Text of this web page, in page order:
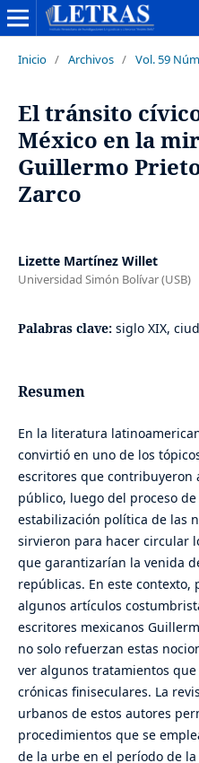
Inicio / Archivos / Vol. 59
El tránsito
México en la
Guillermo
Zarco
Lizette Martínez Willet
Universidad Simón Bolívar (USB)
Palabras clave: siglo XIX,
Resumen
En la literatura
convirtió en uno de los
escritores que contribuyeron
público, luego del proceso
estabilización política de las
sirvieron para hacer circular
que garantizarían la venida
repúblicas. En este contexto,
algunos artículos
escritores mexicanos
no solo refuerzan estas
ver algunos tratamientos
crónicas finiseculares. La
urbanos de estos autores
procedimientos que se
de la urbe en el período de